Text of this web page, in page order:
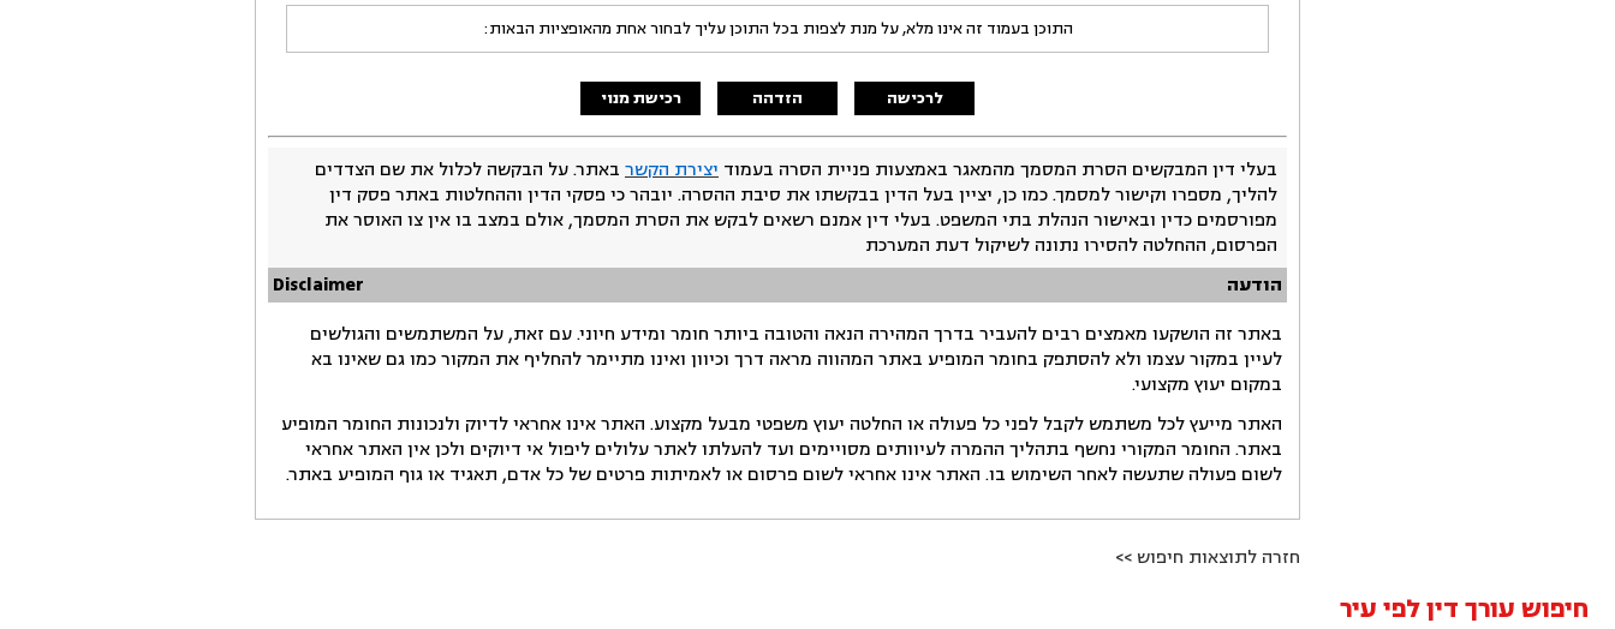
התוכן בעמוד זה אינו מלא, על מנת לצפות בכל התוכן עליך לבחור אחת מהאופציות הבאות:
לרכישה הזדהה רכישת מנוי
בעלי דין המבקשים הסרת המסמך מהמאגר באמצעות פניית הסרה בעמוד יצירת הקשר באתר. על הבקשה לכלול את שם הצדדים
להליך, מספרו וקישור למסמך. כמו כן, יציין בעל הדין בבקשתו את סיבת ההסרה. יובהר כי פסקי הדין וההחלטות באתר פסק דין
מפורסמים כדין ובאישור הנהלת בתי המשפט. בעלי דין אמנם רשאים לבקש את הסרת המסמך, אולם במצב בו אין צו האוסר את
הפרסום, ההחלטה להסירו נתונה לשיקול דעת המערכת
הודעה
Disclaimer
באתר זה הושקעו מאמצים רבים להעביר בדרך המהירה הנאה והטובה ביותר חומר ומידע חיוני. עם זאת, על המשתמשים והגולשים
לעיין במקור עצמו ולא להסתפק בחומר המופיע באתר המהווה מראה דרך וכיוון ואינו מתיימר להחליף את המקור כמו גם שאינו בא
במקום יעוץ מקצועי.
האתר מייעץ לכל משתמש לקבל לפני כל פעולה או החלטה יעוץ משפטי מבעל מקצוע. האתר אינו אחראי לדיוק ולנכונות החומר המופיע
באתר. החומר המקורי נחשף בתהליך ההמרה לעיוותים מסויימים ועד להעלתו לאתר עלולים ליפול אי דיוקים ולכן אין האתר אחראי
לשום פעולה שתעשה לאחר השימוש בו. האתר אינו אחראי לשום פרסום או לאמיתות פרטים של כל אדם, תאגיד או גוף המופיע באתר.
חזרה לתוצאות חיפוש >>
חיפוש עורך דין לפי עיר